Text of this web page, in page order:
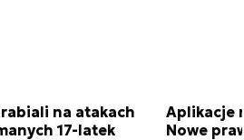
na atakach
17-latek
Aplikacje
Nowe